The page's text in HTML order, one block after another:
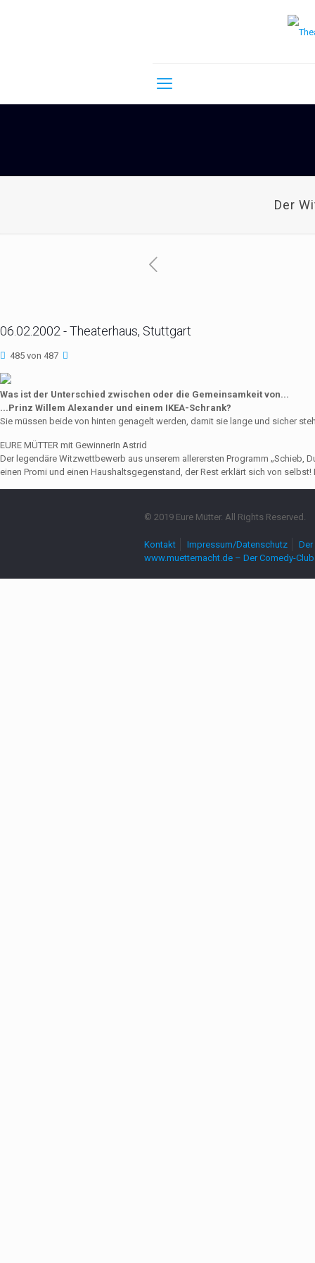
Der
06.02.2002 - Theaterhaus, Stuttgart
485 von 487
Was ist der Unterschied zwischen oder die Gemeinsamkeit von...
...Prinz Willem Alexander und einem IKEA-Schrank?
Sie müssen beide von hinten genagelt werden, damit sie lange und sicher
EURE MÜTTER mit GewinnerIn Astrid
Der legendäre Witzwettbewerb aus unserem allerersten Programm „Schieb,
einen Promi und einen Haushaltsgegenstand, der Rest erklärt sich von
© 2019 Eure Mütter. All Rights Reserved.
Kontakt Impressum/Datenschutz
www.muetternacht.de – Der Comedy-Club